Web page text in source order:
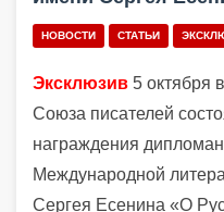
НОВОСТИ СТАТЬИ
Эксклюзив 5 октября
Союза писателей
награждения
Международной
Сергея Есенина «О